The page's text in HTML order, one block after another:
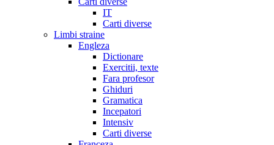
IT
Carti diverse
Limbi straine
Engleza
Dictionare
Exercitii, texte
Fara profesor
Ghiduri
Gramatica
Incepatori
Intensiv
Carti diverse